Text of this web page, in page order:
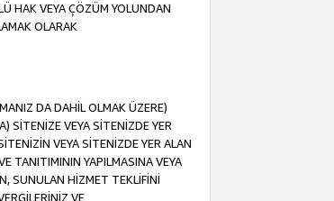
HAK VEYA ÇÖZÜM YOLUNDAN
OLARAK
DA DAHİL OLMAK ÜZERE)
SİTENİZE VEYA SİTENİZDE YER
VEYA SİTENİZDE YER ALAN
TANITIMININ YAPILMASINA VEYA
SUNULAN HİZMET TEKLİFİNİ
VE